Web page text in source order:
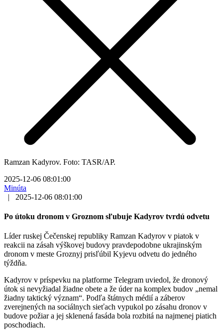
Ramzan Kadyrov. Foto: TASR/AP.
2025-12-06 08:01:00
Minúta
|
2025-12-06 08:01:00
Po útoku dronom v Groznom sľubuje Kadyrov tvrdú odvetu
Líder ruskej Čečenskej republiky Ramzan Kadyrov v piatok v
reakcii na zásah výškovej budovy pravdepodobne ukrajinským
dronom v meste Groznyj prisľúbil Kyjevu odvetu do jedného
týždňa.
Kadyrov v príspevku na platforme Telegram uviedol, že dronový
útok si nevyžiadal žiadne obete a že úder na komplex budov „nemal
žiadny taktický význam“. Podľa štátnych médií a záberov
zverejnených na sociálnych sieťach vypukol po zásahu dronov v
budove požiar a jej sklenená fasáda bola rozbitá na najmenej piatich
poschodiach.